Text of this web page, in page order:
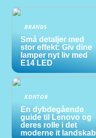
BRANDS
Små detaljer med
stor effekt: Giv dine
lamper nyt liv med
E14 LED
KONTOR
En dybdegående
guide til Lenovo og
deres rolle i det
moderne it landskab